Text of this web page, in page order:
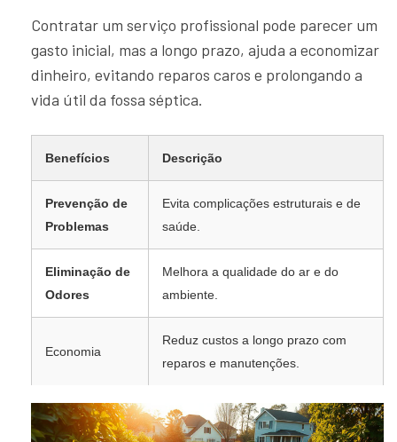
Contratar um serviço profissional pode parecer um
gasto inicial, mas a longo prazo, ajuda a economizar
dinheiro, evitando reparos caros e prolongando a
vida útil da fossa séptica.
Benefícios Descrição
Prevenção de
Problemas
Evita complicações estruturais e de
saúde.
Eliminação de
Odores
Melhora a qualidade do ar e do
ambiente.
Economia
Reduz custos a longo prazo com
reparos e manutenções.